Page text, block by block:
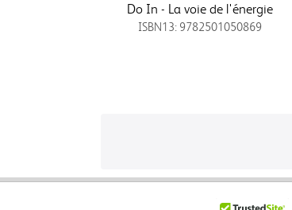
Do In - La voie de l'énergie
ISBN13: 9782501050869